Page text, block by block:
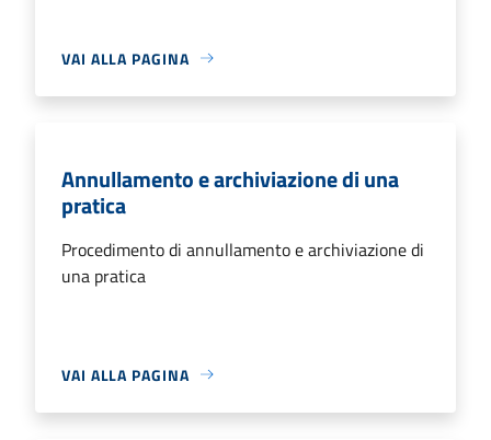
VAI ALLA PAGINA
Annullamento e archiviazione di una
pratica
Procedimento di annullamento e archiviazione di
una pratica
VAI ALLA PAGINA